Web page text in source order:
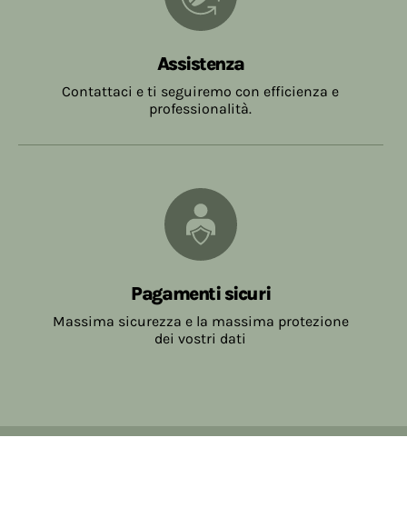
Assistenza
Contattaci e ti seguiremo con efficienza e
professionalità.
Pagamenti sicuri
Massima sicurezza e la massima protezione
dei vostri dati